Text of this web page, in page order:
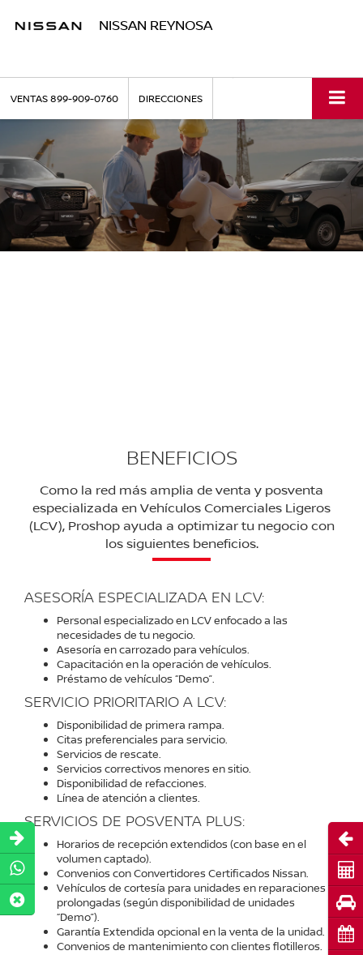
NISSAN REYNOSA
VENTAS899-909-0760 DIRECCIONES
BENEFICIOS
Como la red más amplia de venta y posventa
especializada en Vehículos Comerciales Ligeros
(LCV), Proshop ayuda a optimizar tu negocio con
los siguientes beneficios.
ASESORÍA ESPECIALIZADA EN LCV:
Personal especializado en LCV enfocado a las
necesidades de tu negocio.
Asesoría en carrozado para vehículos.
Capacitación en la operación de vehículos.
Préstamo de vehículos “Demo”.
SERVICIO PRIORITARIO A LCV:
Disponibilidad de primera rampa.
Citas preferenciales para servicio.
Servicios de rescate.
Servicios correctivos menores en sitio.
Disponibilidad de refacciones.
Línea de atención a clientes.
SERVICIOS DE POSVENTA PLUS:
Horarios de recepción extendidos (con base en el
volumen captado).
Convenios con Convertidores Certificados Nissan.
Vehículos de cortesía para unidades en reparaciones
prolongadas (según disponibilidad de unidades
“Demo”).
Garantía Extendida opcional en la venta de la unidad.
Convenios de mantenimiento con clientes flotilleros.